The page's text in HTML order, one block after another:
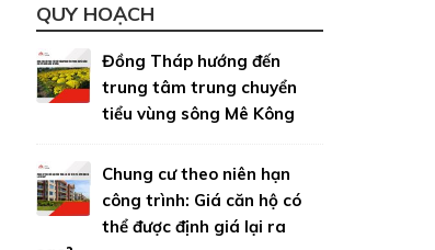
QUY HOẠCH
Đồng Tháp hướng đến
trung tâm trung chuyển
tiểu vùng sông Mê Kông
Chung cư theo niên hạn
công trình: Giá căn hộ có
thể được định giá lại ra